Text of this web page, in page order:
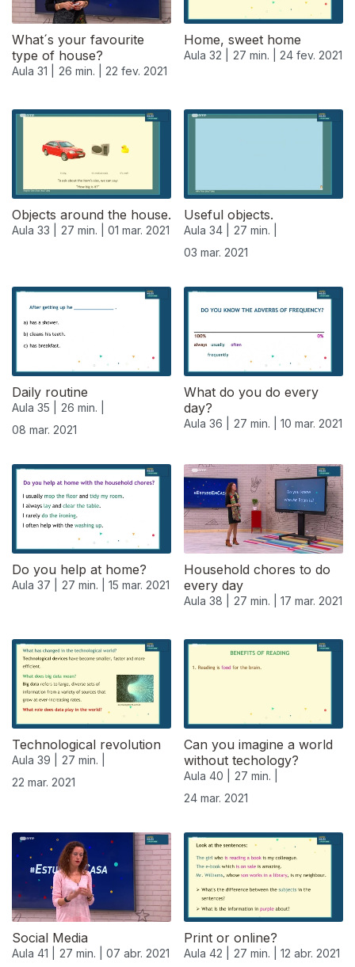
What´s your favourite
type of house?
Aula 31 | 26 min. | 22 fev. 2021
Home, sweet home
Aula 32 | 27 min. | 24 fev. 2021
Objects around the house.
Aula 33 | 27 min. | 01 mar. 2021
Useful objects.
Aula 34 |
27 min. |
03 mar. 2021
Daily routine
Aula 35 |
26 min. |
08 mar. 2021
What do you do every
day?
Aula 36 | 27 min. | 10 mar. 2021
529555
Do you help at home?
Aula 37 | 27 min. | 15 mar. 2021
Household chores to do
every day
Aula 38 | 27 min. | 17 mar. 2021
Technological revolution
Aula 39 |
27 min. |
22 mar. 2021
Can you imagine a world
without techology?
Aula 40 |
27 min. |
24 mar. 2021
Social Media
Aula 41 | 27 min. | 07 abr. 2021
Print or online?
Aula 42 | 27 min. | 12 abr. 2021